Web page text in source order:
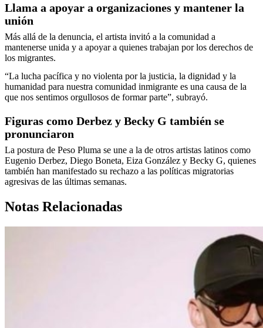
Llama a apoyar a organizaciones y mantener la
unión
Más allá de la denuncia, el artista invitó a la comunidad a
mantenerse unida y a apoyar a quienes trabajan por los derechos de
los migrantes.
“La lucha pacífica y no violenta por la justicia, la dignidad y la
humanidad para nuestra comunidad inmigrante es una causa de la
que nos sentimos orgullosos de formar parte”, subrayó.
Figuras como Derbez y Becky G también se
pronunciaron
La postura de Peso Pluma se une a la de otros artistas latinos como
Eugenio Derbez, Diego Boneta, Eiza González y Becky G, quienes
también han manifestado su rechazo a las políticas migratorias
agresivas de las últimas semanas.
Notas Relacionadas